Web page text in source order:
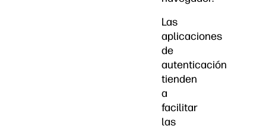
Las
aplicaciones
de
autenticación
tienden
a
facilitar
las